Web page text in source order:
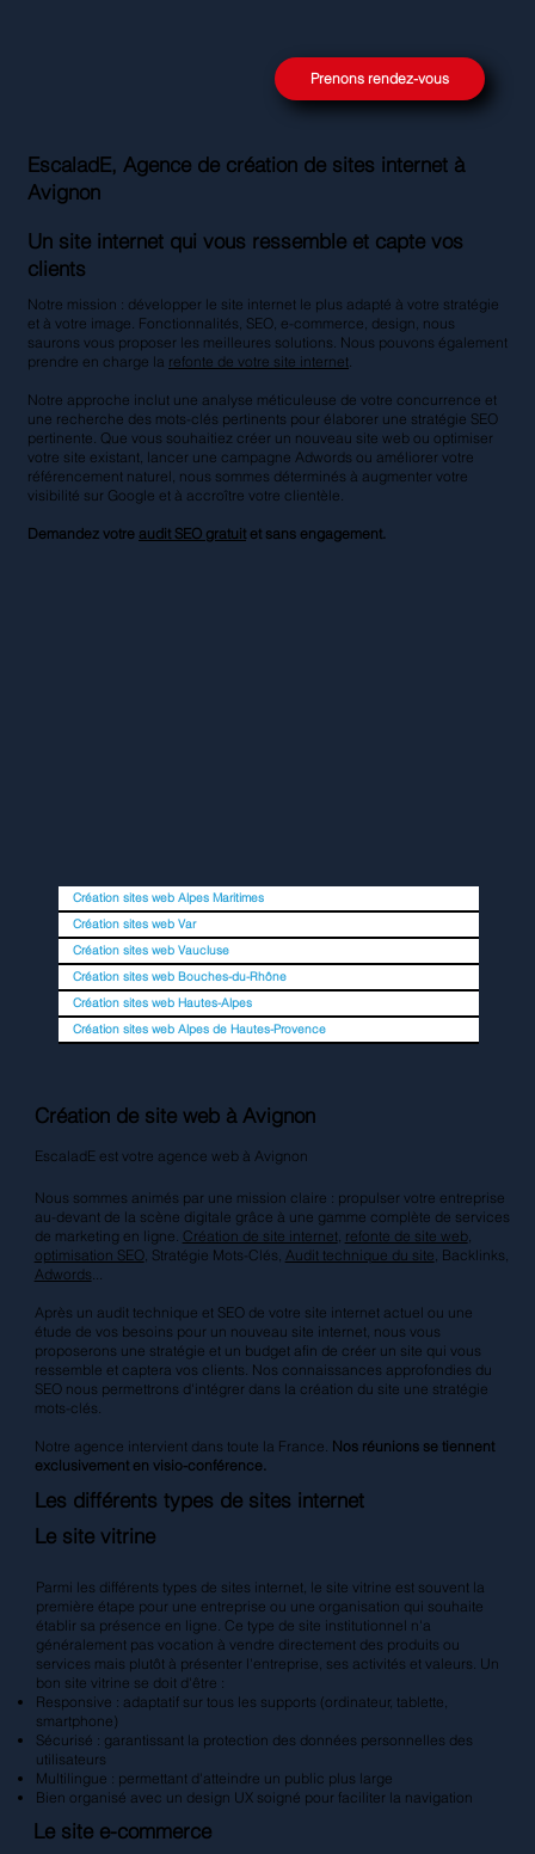
Prenons rendez-vous
Création de site web à Avignon
EscaladE est votre agence web à Avignon
Nous sommes animés par une mission claire : propulser votre entreprise
au-devant de la scène digitale grâce à une gamme complète de services
de marketing en ligne. Création de site internet refonte de site web,
optimisation SEO, Stratégie Mots-Clés, Audit technique du site , Backlinks,
Adwords
Après un audit technique et SEO de votre site internet actuel ou une
étude de vos besoins pour un nouveau site internet, nous vous
proposerons une stratégie et un budget afin de créer un site qui vous
ressemble et captera vos clients. Nos connaissances approfondies du
SEO nous permettrons d'intégrer dans la création du site une stratégie
mots-clés.
Notre agence intervient dans toute la France. Nos réunions se tiennent
exclusivement en visio-conférence.
Les différents types de sites internet
Le site vitrine
Parmi les différents types de sites internet, le site vitrine est souvent la
première étape pour une entreprise ou une organisation qui souhaite
établir sa présence en ligne. Ce type de site institutionnel n'a
généralement pas vocation à vendre directement des produits ou
services mais plutôt à présenter l'entreprise, ses activités et valeurs. Un
bon site vitrine se doit d'être :
Responsive : adaptatif sur tous les supports (ordinateur, tablette,
smartphone)
Sécurisé : garantissant la protection des données personnelles des
utilisateurs
Multilingue : permettant d'atteindre un public plus large
Bien organisé avec un design UX soigné pour faciliter la navigation
Le site e-commerce
EscaladE, Agence de création de sites internet à
Avignon
Un site internet qui vous ressemble et capte vos
clients
Notre mission : développer le site internet le plus adapté à votre stratégie
et à votre image. Fonctionnalités, SEO, e-commerce, design, nous
saurons vous proposer les meilleures solutions. Nous pouvons également
prendre en charge la refonte de votre site internet
Notre approche inclut une analyse méticuleuse de votre concurrence et
une recherche des mots-clés pertinents pour élaborer une stratégie SEO
pertinente. Que vous souhaitiez créer un nouveau site web ou optimiser
votre site existant, lancer une campagne Adwords ou améliorer votre
référencement naturel, nous sommes déterminés à augmenter votre
visibilité sur Google et à accroître votre clientèle.
Demandez votre audit SEO gratuit et sans engagement.
Création sites web Alpes Maritimes
Création sites web Var
Création sites web Vaucluse
Création sites web Bouches-du-Rhône
Création sites web Hautes-Alpes
Création sites web Alpes de Hautes-Provence